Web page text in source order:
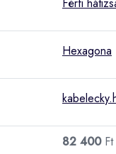
Hexagona
82 400Ft